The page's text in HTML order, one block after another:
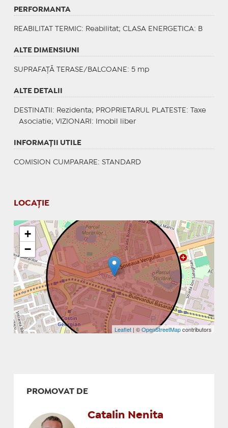
PERFORMANTA
REABILITAT TERMIC: Reabilitat; CLASA ENERGETICA: B
ALTE DIMENSIUNI
SUPRAFAȚĂ TERASE/BALCOANE: 5 mp
ALTE DETALII
DESTINATII : Rezidenta; PROPRIETARUL PLATESTE : Taxe
Asociatie; VIZIONARI : Imobil liber
INFORMAŢII UTILE
COMISION CUMPARARE: STANDARD
LOCAȚIE
+
−
Leaflet | ©OpenStreetMapcontributors
PROMOVAT DE
Catalin Nenita